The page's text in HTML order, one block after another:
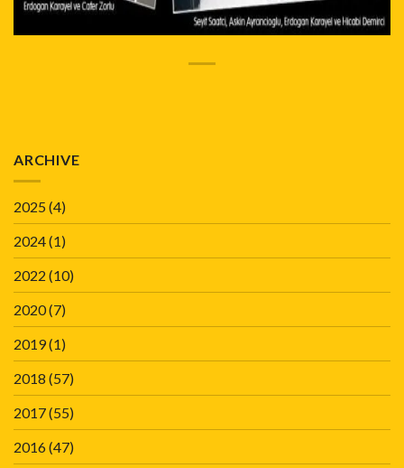
ARCHIVE
2025(4)
2024(1)
2022 (10)
2020(7)
2019(1)
2018 (57)
2017(55)
2016(47)